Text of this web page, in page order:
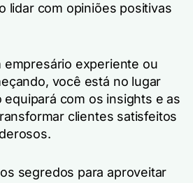
lidar com opiniões positivas
empresário experiente ou
você está no lugar
equipará com os insights e as
clientes satisfeitos
segredos para aproveitar